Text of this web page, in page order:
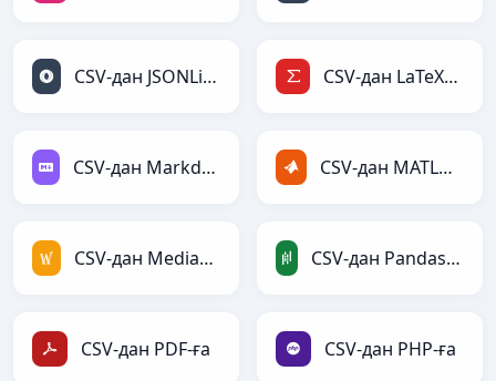
CSV-дан JSONLines-ға CSV-дан LaTeX-ға
CSV-дан Markdown-ға CSV-дан MATLAB-ға
CSV-дан MediaWiki-ға CSV-дан PandasDataFrame-ға
CSV-дан PDF-ға CSV-дан PHP-ға